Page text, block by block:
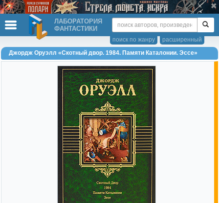
ЛАБОРАТОРИЯ
ФАНТАСТИКИ
расширенный
поиск по жанру
Джордж Оруэлл «Скотный двор. 1984. Памяти Каталонии. Эссе»